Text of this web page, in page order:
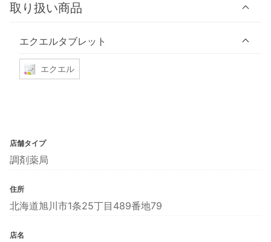
取り扱い商品
エクエルタブレット
エクエル
店舗タイプ
調剤薬局
住所
北海道旭川市1条25丁目489番地79
店名